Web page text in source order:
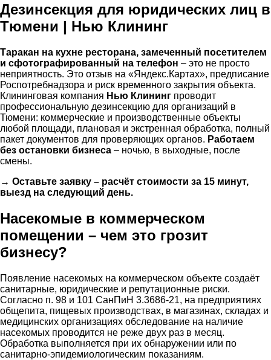
Дезинсекция для юридических лиц в
Тюмени | Нью Клининг
Таракан на кухне ресторана, замеченный посетителем
и сфотографированный на телефон – это не просто
неприятность. Это отзыв на «Яндекс.Картах», предписание
Роспотребнадзора и риск временного закрытия объекта.
Клининговая компания Нью Клининг проводит
профессиональную дезинсекцию для организаций в
Тюмени: коммерческие и производственные объекты
любой площади, плановая и экстренная обработка, полный
пакет документов для проверяющих органов. Работаем
без остановки бизнеса – ночью, в выходные, после
смены.
→ Оставьте заявку – расчёт стоимости за 15 минут,
выезд на следующий день.
Насекомые в коммерческом
помещении – чем это грозит
бизнесу?
Появление насекомых на коммерческом объекте создаёт
санитарные, юридические и репутационные риски.
Согласно п. 98 и 101 СанПиН 3.3686-21, на предприятиях
общепита, пищевых производствах, в магазинах, складах и
медицинских организациях обследование на наличие
насекомых проводится не реже двух раз в месяц.
Обработка выполняется при их обнаружении или по
санитарно-эпидемиологическим показаниям.